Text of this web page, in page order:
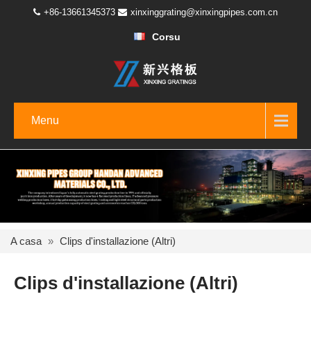
+86-13661345373 xinxinggrating@xinxingpipes.com.cn
Corsu
Menu
A casa » Clips d'installazione (Altri)
Clips d'installazione (Altri)